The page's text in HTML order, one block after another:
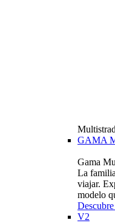
GAMA
Gama
La
viajar.
modelo
V2